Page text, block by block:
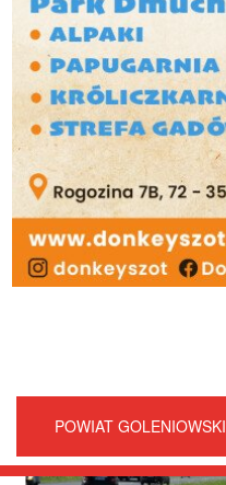
POWIAT GOLENIOWSKI